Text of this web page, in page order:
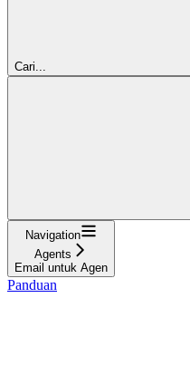
Cari...
Navigation
Agents
Email untuk Agen
Panduan